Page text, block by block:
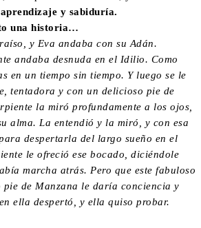
y sabiduría.
una historia…
y Eva andaba con su Adán.
andaba desnuda en el Idilio. Como
en un tiempo sin tiempo. Y luego se le
tentadora y con un delicioso pie de
la miró profundamente a los ojos,
alma. La entendió y la miró, y con esa
despertarla del largo sueño en el
le ofreció ese bocado, diciéndole
marcha atrás. Pero que este fabuloso
de Manzana le daría conciencia y
ella despertó, y ella quiso probar.